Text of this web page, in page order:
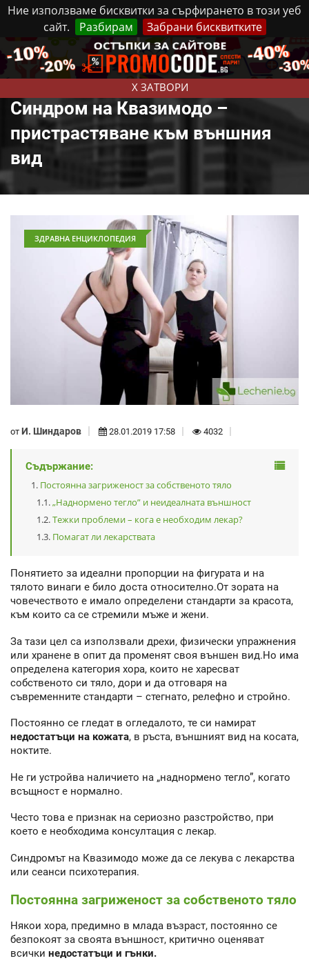
Ние използваме бисквитки за сърфирането в този уеб
сайт.
Разбирам Забрани бисквитките
X ЗАТВОРИ
Събота, 8 Август, 2026 Реклама Контакти
Синдром на Квазимодо –
пристрастяване към външния
вид
ЗДРАВНА ЕНЦИКЛОПЕДИЯ
от И. Шиндаров 28.01.2019 17:58 4032
Съдържание:
Постоянна загриженост за собственото тяло
„Наднормено тегло” и неидеалната външност
Тежки проблеми – кога е необходим лекар?
Помагат ли лекарствата
Понятието за идеални пропорции на фигурата и на
тялото винаги е било доста относително.От зората на
човечеството е имало определени стандарти за красота,
към които са се стремили мъже и жени.
За тази цел са използвали дрехи, физически упражнения
или хранене в опит да променят своя външен вид.Но има
определена категория хора, които не харесват
собственото си тяло, дори и да отговаря на
съвременните стандарти – стегнато, релефно и стройно.
Постоянно се гледат в огледалото, те си намират
недостатъци на кожата, в ръста, външният вид на косата,
ноктите.
Не ги устройва наличието на „наднормено тегло”, когато
всъщност е нормално.
Често това е признак на сериозно разстройство, при
което е необходима консултация с лекар.
Синдромът на Квазимодо може да се лекува с лекарства
или сеанси психотерапия.
Постоянна загриженост за собственото тяло
Някои хора, предимно в млада възраст, постоянно се
безпокоят за своята външност, критично оценяват
всички недостатъци и гънки.